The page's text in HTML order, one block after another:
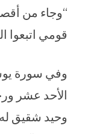
“وجاء من
قومي اتبعوا
وفي سورة
الأحد عشر
وحيد شقيق